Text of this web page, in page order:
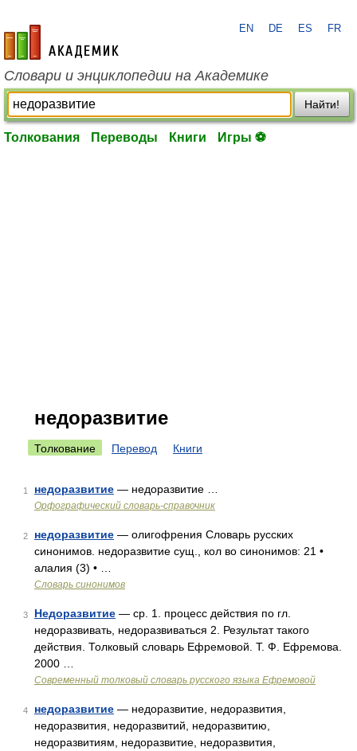
academic.ru
EN DE ES FR
Словари и энциклопедии на Академике
Найти!
Толкования Переводы Книги Игры ⚽
недоразвитие
Толкование Перевод Книги
1 недоразвитие — недоразвитие …
Орфографический словарь-справочник
2 недоразвитие — олигофрения Словарь русских
синонимов. недоразвитие сущ., кол во синонимов: 21 •
алалия (3) • …
Словарь синонимов
3 Недоразвитие — ср. 1. процесс действия по гл.
недоразвивать, недоразвиваться 2. Результат такого
действия. Толковый словарь Ефремовой. Т. Ф. Ефремова.
2000 …
Современный толковый словарь русского языка Ефремовой
4 недоразвитие — недоразвитие, недоразвития,
недоразвития, недоразвитий, недоразвитию,
недоразвитиям, недоразвитие, недоразвития,